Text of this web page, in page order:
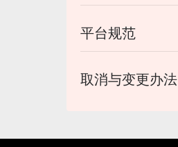
平台规范
取消与变更办法